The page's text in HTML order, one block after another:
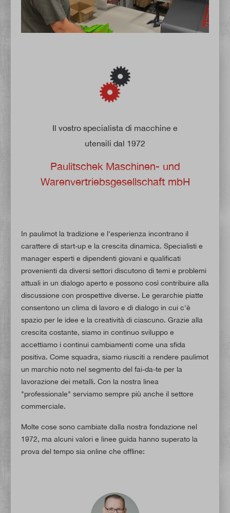
Il vostro specialista di macchine e
utensili dal 1972
Paulitschek Maschinen- und
Warenvertriebsgesellschaft mbH
In paulimot la tradizione e l'esperienza incontrano il
carattere di start-up e la crescita dinamica. Specialisti e
manager esperti e dipendenti giovani e qualificati
provenienti da diversi settori discutono di temi e problemi
attuali in un dialogo aperto e possono così contribuire alla
discussione con prospettive diverse. Le gerarchie piatte
consentono un clima di lavoro e di dialogo in cui c'è
spazio per le idee e la creatività di ciascuno. Grazie alla
crescita costante, siamo in continuo sviluppo e
accettiamo i continui cambiamenti come una sfida
positiva. Come squadra, siamo riusciti a rendere paulimot
un marchio noto nel segmento del fai-da-te per la
lavorazione dei metalli. Con la nostra linea
"professionale" serviamo sempre più anche il settore
commerciale.
Molte cose sono cambiate dalla nostra fondazione nel
1972, ma alcuni valori e linee guida hanno superato la
prova del tempo sia online che offline: